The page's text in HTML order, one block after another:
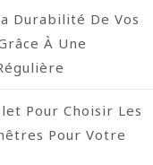
Durabilité De Vos
À Une
Pour Choisir Les
Pour Votre